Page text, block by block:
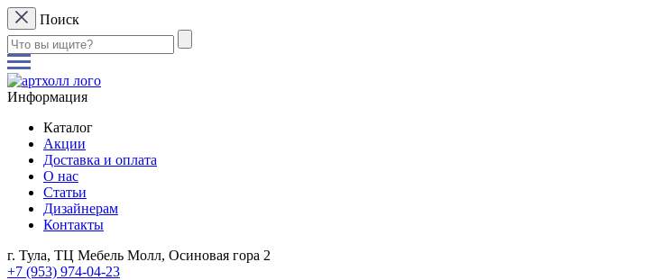
Поиск
Информация
Каталог
Акции
Доставка и оплата
О нас
Статьи
Дизайнерам
Контакты
г. Тула, ТЦ Мебель Молл, Осиновая гора 2
+7 (953) 974-04-23